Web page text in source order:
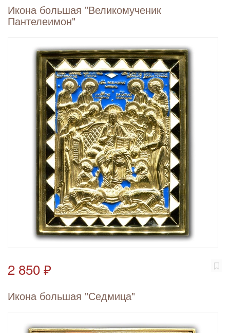
Икона большая "Великомученик
Пантелеимон"
2 850 ₽
Икона большая "Седмица"